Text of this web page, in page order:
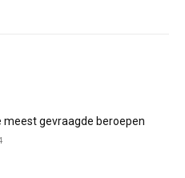
meest gevraagde beroepen